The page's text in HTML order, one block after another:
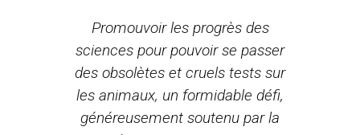
Promouvoir les progrès des
sciences pour pouvoir se passer
des obsolètes et cruels tests sur
les animaux, un formidable défi,
généreusement soutenu par la